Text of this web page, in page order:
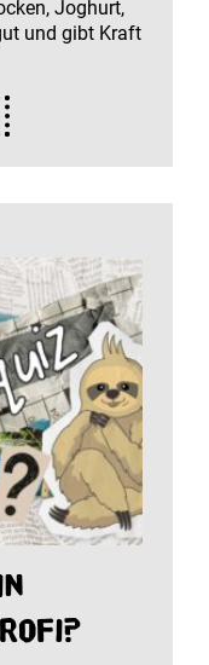
Joghurt,
und gibt Kraft